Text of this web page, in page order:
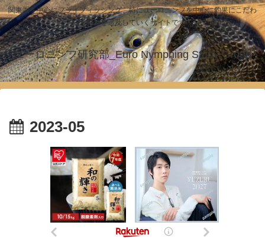
関東圏を中心にフライフィッシング、特にユーロニンフを中心に釣果にこだわ
った釣りを追及していくサイトです！
ユーロニンフ研究部_Euro Nymphing Study Group
2023-05